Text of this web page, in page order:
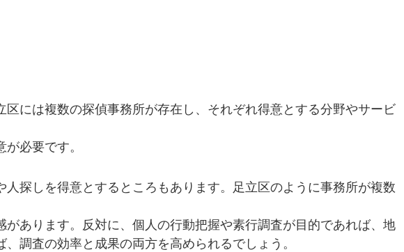
には複数の探偵事務所が存在し、それぞれ得意とする分野やサービ
必要です。
探しを得意とするところもあります。足立区のように事務所が複数
あります。反対に、個人の行動把握や素行調査が目的であれば、地
調査の効率と成果の両方を高められるでしょう。